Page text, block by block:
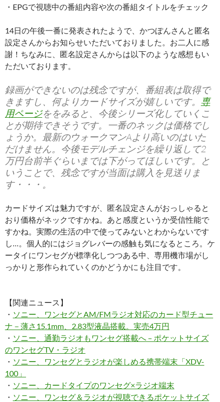
・EPGで視聴中の番組内容や次の番組タイトルをチェック
14日の午後一番に発表されたようで、かつぽんさんと匿名
設定さんからお知らせいただいておりました。お二人に感
謝！ちなみに、匿名設定さんからは以下のような感想もい
ただいております。
録画ができないのは残念ですが、番組表は取得で
きますし、何よりカードサイズが嬉しいです。 専
用ページををみると、今後シリーズ化していくこ
とが期待できそうです。一番のネックは価格でし
ょうか。最新のウォークマンAより高いのはいた
だけません。今後モデルチェンジを繰り返して2
万円台前半ぐらいまでは下がってほしいです。と
いうことで、残念ですが当面は購入を見送りま
す・・・。
カードサイズは魅力ですが、匿名設定さんがおっしゃると
おり価格がネックですかね。あと感度というか受信性能で
すかね。実際の生活の中で使ってみないとわからないです
し…。個人的にはジョグレバーの感触も気になるところ。ケ
ータイにワンセグが標準化しつつある中、専用機市場がし
っかりと形作られていくのかどうかにも注目です。
【関連ニュース】
・ ソニー、ワンセグとAM/FMラジオ対応のカード型チュー
ナ－薄さ15.1mm、2.83型液晶搭載。実売4万円
・ ソニー、通勤ラジオもワンセグ搭載へ – ポケットサイズ
のワンセグTV・ラジオ
・ ソニー、ワンセグとラジオが楽しめる携帯端末「XDV-
100」
・ ソニー、カードタイプのワンセグ×ラジオ端末
・ ソニー、ワンセグ＆ラジオが視聴できるポケットサイズ